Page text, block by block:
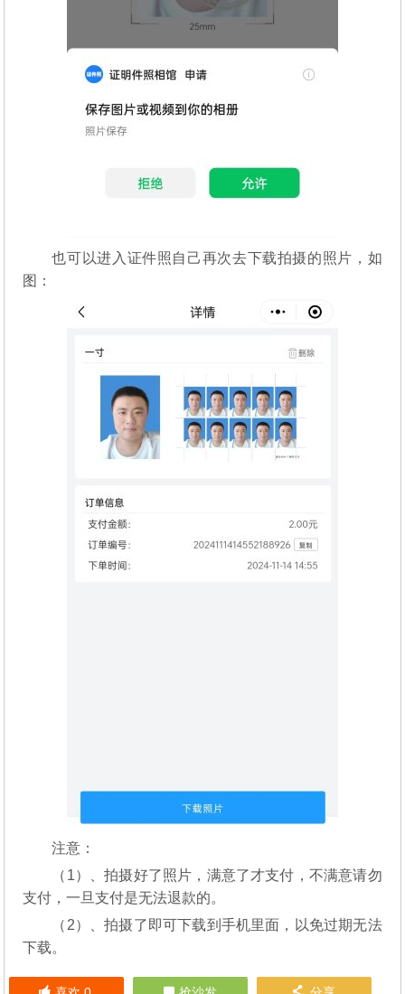
也可以进入证件照自己再次去下载拍摄的照片，如
图：
注意：
（1）、拍摄好了照片，满意了才支付，不满意请勿
支付，一旦支付是无法退款的。
（2）、拍摄了即可下载到手机里面，以免过期无法
下载。